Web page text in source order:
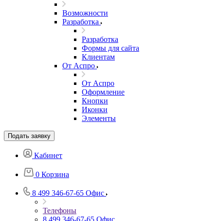
Возможности
Разработка
Разработка
Формы для сайта
Клиентам
От Аспро
От Аспро
Оформление
Кнопки
Иконки
Элементы
Подать заявку
Кабинет
0 Корзина
8 499 346-67-65 Офис
Телефоны
8 499 346-67-65 Офис